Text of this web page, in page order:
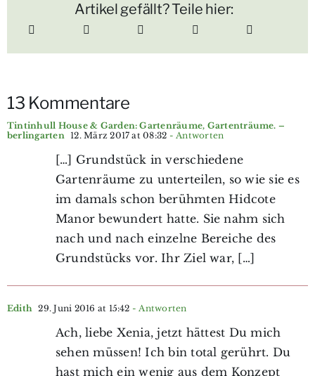
Artikel gefällt? Teile hier:
13 Kommentare
Tintinhull House & Garden: Gartenräume, Gartenträume. –
berlingarten
12. März 2017 at 08:32 - Antworten
[…] Grundstück in verschiedene
Gartenräume zu unterteilen, so wie sie es
im damals schon berühmten Hidcote
Manor bewundert hatte. Sie nahm sich
nach und nach einzelne Bereiche des
Grundstücks vor. Ihr Ziel war, […]
Edith 29. Juni 2016 at 15:42 - Antworten
Ach, liebe Xenia, jetzt hättest Du mich
sehen müssen! Ich bin total gerührt. Du
hast mich ein wenig aus dem Konzept